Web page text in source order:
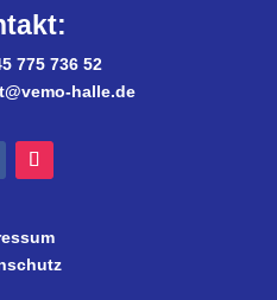
775 736 52
halle.de